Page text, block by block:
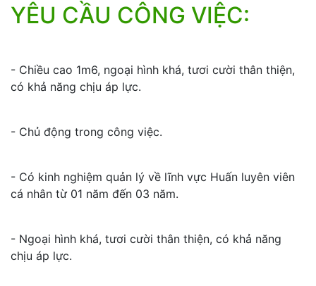
YÊU CẦU CÔNG VIỆC:
- Chiều cao 1m6, ngoại hình khá, tươi cười thân thiện,
có khả năng chịu áp lực.
- Chủ động trong công việc.
- Có kinh nghiệm quản lý về lĩnh vực Huấn luyên viên
cá nhân từ 01 năm đến 03 năm.
- Ngoại hình khá, tươi cười thân thiện, có khả năng
chịu áp lực.